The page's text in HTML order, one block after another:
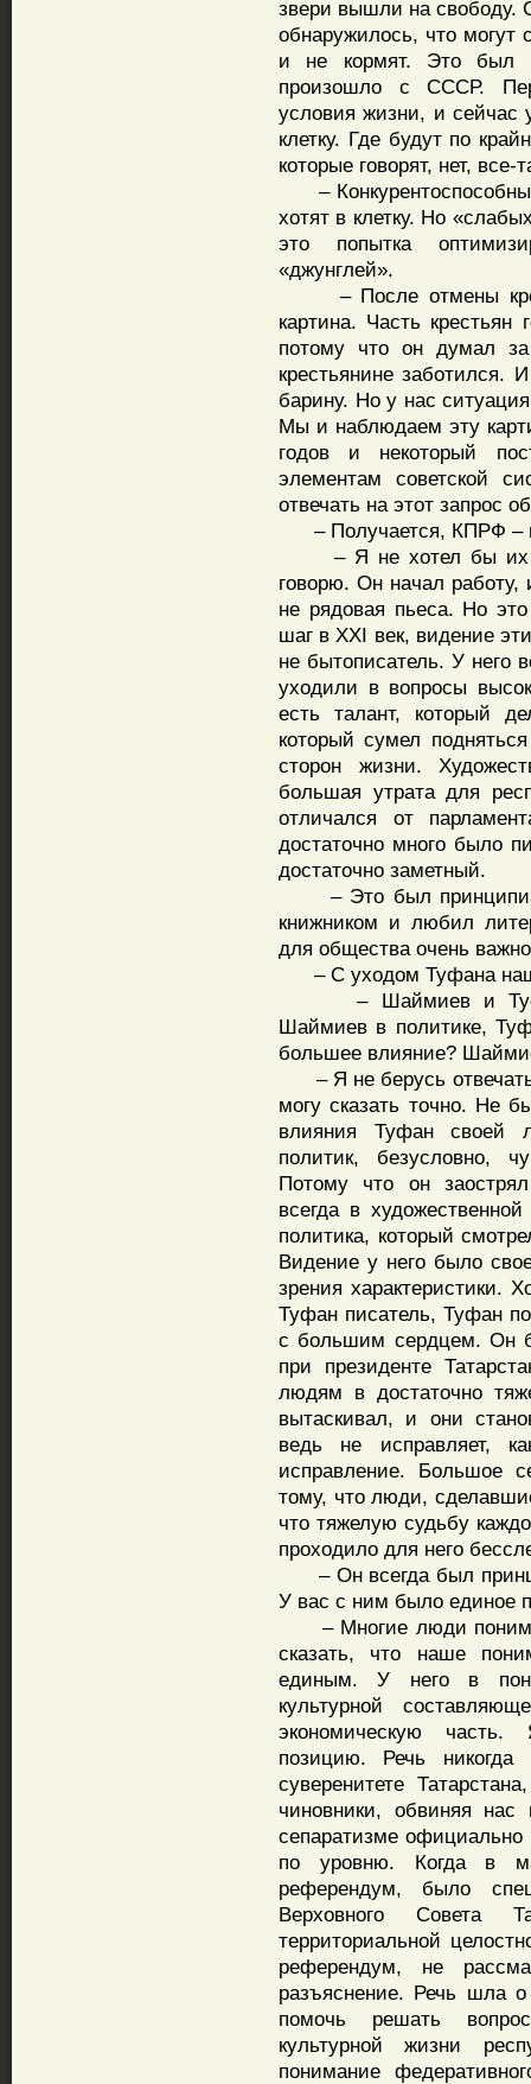
звери вышли на свободу.
обнаружилось, что могут
и не кормят. Это был
произошло с СССР.
условия жизни, и сейчас
клетку. Где будут по
которые говорят, нет,
–
хотят в клетку. Но
это попытка
«джунглей».
– После отмены
картина. Часть
потому что он думал
крестьянине заботился.
барину. Но у нас
Мы и наблюдаем эту
годов и некоторый
элементам советской
отвечать на этот запрос
– Получается, КПРФ –
– Я не хотел бы их
говорю. Он начал
не рядовая пьеса. Но
шаг в XXI век, видение
не бытописатель. У него
уходили в вопросы
есть талант, который
который сумел
сторон жизни.
большая утрата для
отличался от
достаточно много было
достаточно заметный.
– Это был
книжником и любил
для общества очень
– С уходом Туфана наш
– Шаймиев и Туфан
Шаймиев в политике,
большее влияние?
– Я не берусь отвечать
могу сказать точно. Не
влияния Туфан своей
политик, безусловно,
Потому что он
всегда в
политика, который
Видение у него было
зрения характеристики.
Туфан писатель, Туфан
с большим сердцем. Он
при президенте
людям в достаточно
вытаскивал, и они
ведь не исправляет,
исправление. Большое
тому, что люди,
что тяжелую судьбу
проходило для него
– Он всегда был
У вас с ним было единое
– Многие люди
сказать, что наше
единым. У него в
культурной
экономическую
позицию. Речь никогда
суверенитете
чиновники, обвиняя
сепаратизме
по уровню. Когда в
референдум, было
Верховного Совета
территориальной
референдум, не
разъяснение. Речь шла о
помочь решать
культурной жизни
понимание